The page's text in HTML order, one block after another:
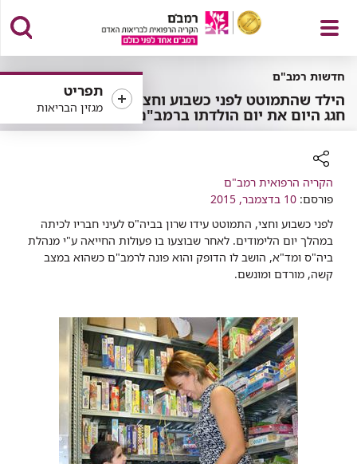
פתח
תפריט
תפריט
מגזין הבריאות
חדשות רמב"ם
הילד שהתמוטט לפני כשבוע וחצי,
חגג היום את יום הולדתו ברמב"ם
רכיב
שיתוף
הקריה הרפואית רמב"ם
פורסם: 10 בדצמבר, 2015
לפני כשבוע וחצי, התמוטט עידו שרון בביה"ס לעיני חבריו לכיתה
במהלך יום הלימודים. לאחר שבוצעו בו פעולות החייאה ע"י מנהלת
ביה"ס ומד"א, הושב לו הדופק והוא פונה לרמב"ם כשהוא במצב
קשה, מורדם ומונשם.